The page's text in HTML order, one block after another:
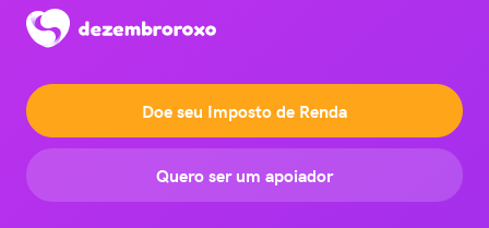
Doe seu Imposto de Renda
Quero ser um apoiador